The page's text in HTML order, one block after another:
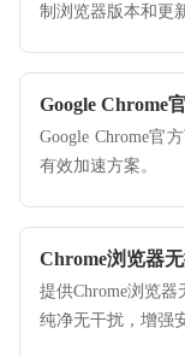
制浏览器版本和更
Google Chrome
Google Chrome官
有效加速方案。
Chrome浏览器
提供Chrome浏览
纯净无干扰，增强